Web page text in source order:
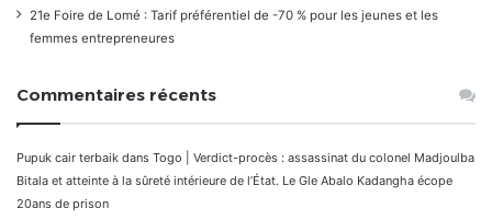
21e Foire de Lomé : Tarif préférentiel de -70 % pour les jeunes et les
femmes entrepreneures
Commentaires récents
Pupuk cair terbaik dans Togo | Verdict-procès : assassinat du colonel Madjoulba
Bitala et atteinte à la sûreté intérieure de l’État. Le Gle Abalo Kadangha écope
20ans de prison